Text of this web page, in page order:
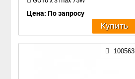
Цена: По запросу
Купить
100563